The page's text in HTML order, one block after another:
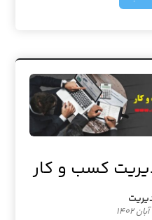
کسب و کار